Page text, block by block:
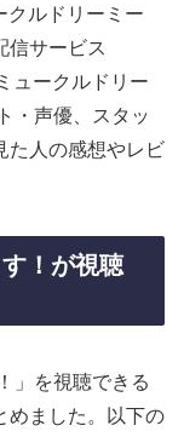
クルドリーミー
信サービス
ュークルドリー
・声優、スタッ
た人の感想やレビ
！が視聴
」を視聴できる
めました。以下の